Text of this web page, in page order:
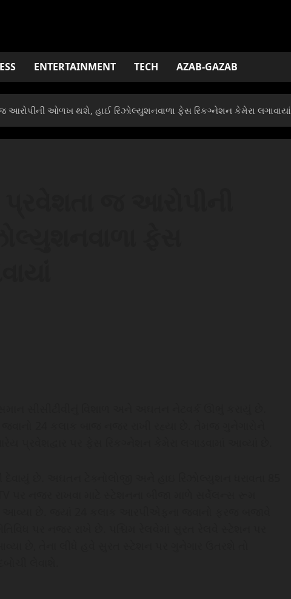
ENTERTAINMENT TECH AZAB-GAZAB
ઓળખ થશે, હાઈ રિઝોલ્યુશનવાળા ફેસ રિકગ્નેશન કેમેરા લગાવાયાં